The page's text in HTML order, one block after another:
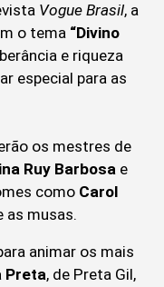
Vogue Brasil, a
o tema “Divino
e riqueza
especial para as
os mestres de
Ruy Barbosa e
como Carol
as musas.
animar os mais
Preta, de Preta Gil,